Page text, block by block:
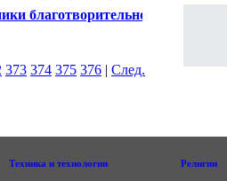
города
благотворительного
373 374 375 376 | След.
Техника и технологии Религии